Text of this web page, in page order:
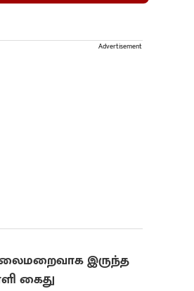
Advertisement
இருந்த
கைது